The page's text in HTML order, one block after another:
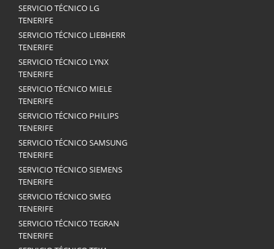
SERVICIO TÉCNICO LG
TENERIFE
SERVICIO TÉCNICO LIEBHERR
TENERIFE
SERVICIO TÉCNICO LYNX
TENERIFE
SERVICIO TÉCNICO MIELE
TENERIFE
SERVICIO TÉCNICO PHILIPS
TENERIFE
SERVICIO TÉCNICO SAMSUNG
TENERIFE
SERVICIO TÉCNICO SIEMENS
TENERIFE
SERVICIO TÉCNICO SMEG
TENERIFE
SERVICIO TÉCNICO TEGRAN
TENERIFE